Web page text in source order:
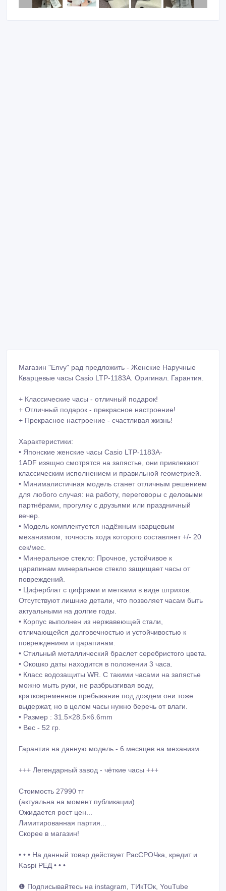
Магазин "Envy" рад предложить - Женские Наручные
Кварцевые часы Casio LTP-1183A. Оригинал. Гарантия.
+ Классические часы - отличный подарок!
+ Отличный подарок - прекрасное настроение!
+ Прекрасное настроение - счастливая жизнь!
Характеристики:
• Японские женские часы Casio LTP-1183A-
1ADF изящно смотрятся на запястье, они привлекают
классическим исполнением и правильной геометрией.
• Минималистичная модель станет отличным решением
для любого случая: на работу, переговоры с деловыми
партнёрами, прогулку с друзьями или праздничный
вечер.
• Модель комплектуется надёжным кварцевым
механизмом, точность хода которого составляет +/- 20
сек/мес.
• Минеральное стекло: Прочное, устойчивое к
царапинам минеральное стекло защищает часы от
повреждений.
• Циферблат с цифрами и метками в виде штрихов.
Отсутствуют лишние детали, что позволяет часам быть
актуальными на долгие годы.
• Корпус выполнен из нержавеющей стали,
отличающейся долговечностью и устойчивостью к
повреждениям и царапинам.
• Стильный металлический браслет серебристого цвета.
• Окошко даты находится в положении 3 часа.
• Класс водозащиты WR. С такими часами на запястье
можно мыть руки, не разбрызгивая воду,
кратковременное пребывание под дождем они тоже
выдержат, но в целом часы нужно беречь от влаги.
• Размер : 31.5×28.5×6.6mm
• Вес - 52 гр.
Гарантия на данную модель - 6 месяцев на механизм.
+++ Легендарный завод - чёткие часы +++
Стоимость 27990 тг
(актуальна на момент публикации)
Ожидается рост цен...
Лимитированная партия...
Скорее в магазин!
• • • На данный товар действует РасСРОЧка, кредит и
Kaspi РЕД • • •
❶ Подписывайтесь на instagram, ТИкТОк, YouTube